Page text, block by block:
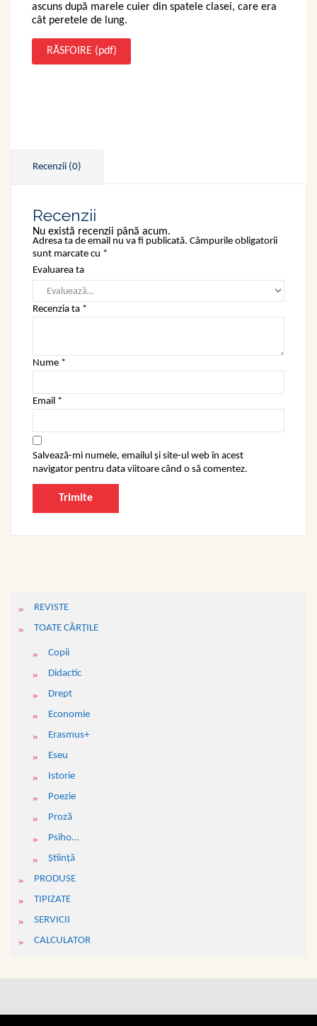
ascuns după marele cuier din spatele clasei, care era
cât peretele de lung.
RĂSFOIRE (pdf)
Recenzii (0)
Recenzii
Nu există recenzii până acum.
Adresa ta de email nu va fi publicată. Câmpurile obligatorii
sunt marcate cu *
Evaluarea ta
Recenzia ta *
Nume *
Email *
Salvează-mi numele, emailul și site-ul web în acest
navigator pentru data viitoare când o să comentez.
REVISTE
TOATE CĂRŢILE
Copii
Didactic
Drept
Economie
Erasmus+
Eseu
Istorie
Poezie
Proză
Psiho…
Ştiinţă
PRODUSE
TIPIZATE
SERVICII
CALCULATOR